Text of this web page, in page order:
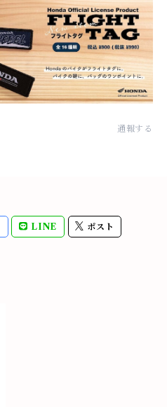
通報する
LINE ポスト